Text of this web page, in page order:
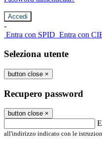
-
Entra con SPID Entra con
Seleziona utente
button close ×
Recupero password
button close ×
all'indirizzo indicato con le